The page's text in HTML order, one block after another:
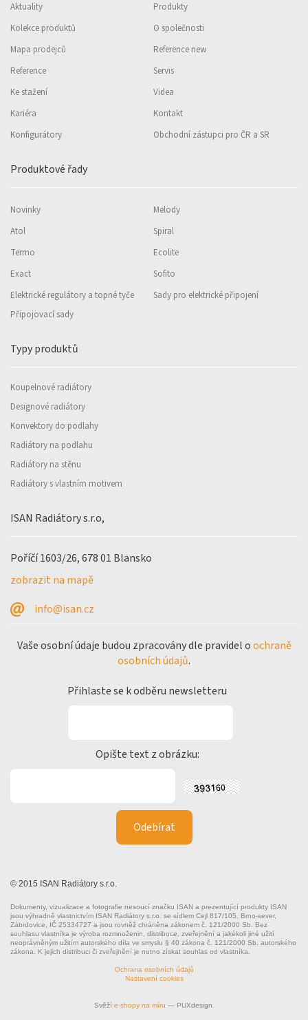
Aktuality
Produkty
Kolekce produktů
O společnosti
Mapa prodejců
Reference new
Reference
Servis
Ke stažení
Videa
Kariéra
Kontakt
Konfigurátory
Obchodní zástupci pro ČR a SR
Produktové řady
Novinky
Melody
Atol
Spiral
Termo
Ecolite
Exact
Sofito
Elektrické regulátory a topné tyče
Sady pro elektrické připojení
Připojovací sady
Typy produktů
Koupelnové radiátory
Designové radiátory
Konvektory do podlahy
Radiátory na podlahu
Radiátory na stěnu
Radiátory s vlastním motivem
ISAN Radiátory s.r.o,
Poříčí 1603/26, 678 01 Blansko
zobrazit na mapě
info@isan.cz
Vaše osobní údaje budou zpracovány dle pravidel oochraně
osobních údajů.
Přihlaste se k odběru newsletteru
Opište text z obrázku:
© 2015 ISAN Radiátory s.r.o.
Dokumenty, vizualizace a fotografie nesoucí značku ISAN a prezentující produkty ISAN
jsou výhradně vlastnictvím ISAN Radiátory s.r.o. se sídlem Cejl 817/105, Brno-sever,
Zábrdovice, IČ 25334727 a jsou rovněž chráněna zákonem č. 121/2000 Sb. Bez
souhlasu vlastníka je výroba rozmnoženin, distribuce, zveřejnění a jakékoli jiné užití
neoprávněným užitím autorského díla ve smyslu § 40 zákona č. 121/2000 Sb. autorského
zákona. K jejich distribuci či zveřejnění je nutno získat souhlas od vlastníka.
Ochrana osobních údajů
Nastavení cookies
Svěží e-shopy na míru — PUXdesign.